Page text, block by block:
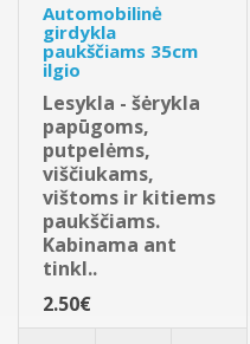
Automobilinė
girdykla
paukščiams 35cm
ilgio
Lesykla - šėrykla
papūgoms,
putpelėms,
viščiukams,
vištoms ir kitiems
paukščiams.
Kabinama ant
tinkl..
2.50€